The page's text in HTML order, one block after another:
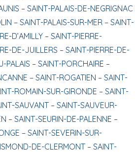
– SAINT-PALAIS-DE-NEGRIGNAC
– SAINT-PALAIS-SUR-MER – SAINT-
D’AMILLY – SAINT-PIERRE-
DE-JUILLERS – SAINT-PIERRE-DE-
PALAIS – SAINT-PORCHAIRE –
– SAINT-ROGATIEN – SAINT-
ROMAIN-SUR-GIRONDE – SAINT-
SAUVANT – SAINT-SAUVEUR-
– SAINT-SEURIN-DE-PALENNE –
– SAINT-SEVERIN-SUR-
DE-CLERMONT – SAINT-